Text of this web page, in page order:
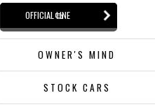
OFFICIAL LINE
OWNER'S MIND
STOCK CARS